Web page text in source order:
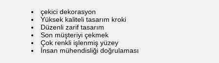
çekici dekorasyon
Yüksek kaliteli tasarım kroki
Düzenli zarif tasarım
Son müşteriyi çekmek
Çok renkli işlenmiş yüzey
İnsan mühendisliği doğrulaması